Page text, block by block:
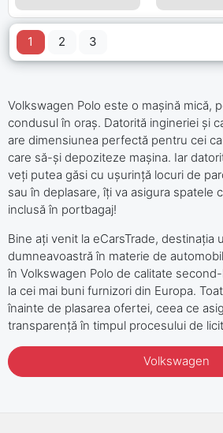
1 2 3
Volkswagen Polo este o mașină mică,
condusul în oraș. Datorită ingineriei și
are dimensiunea perfectă pentru cei
care să-și depoziteze mașina. Iar
veți putea găsi cu ușurință locuri de
sau în deplasare, îți va asigura spatele
inclusă în portbagaj!
Bine ați venit la eCarsTrade, destinația
dumneavoastră în materie de
în Volkswagen Polo de calitate
la cei mai buni furnizori din Europa.
înainte de plasarea ofertei, ceea ce
transparență în timpul procesului de
Volkswagen